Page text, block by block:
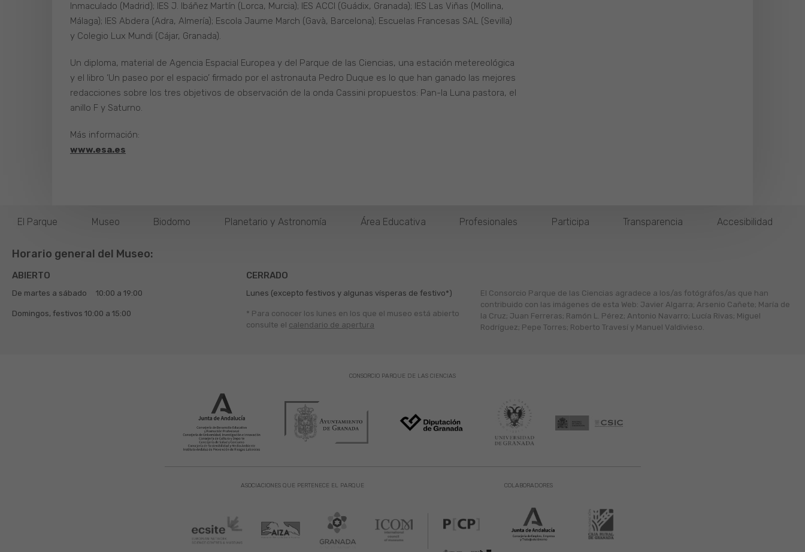
Inmaculado (Madrid); IES J. Ibáñez Martín (Lorca, Murcia); IES ACCI (Guádix, Granada); IES Las Viñas (Mollina,
Málaga); IES Abdera (Adra, Almería); Escola Jaume March (Gavà, Barcelona); Escuelas Francesas SAL (Sevilla)
y Colegio Lux Mundi (Cájar, Granada).
Un diploma, material de Agencia Espacial Europea y del Parque de las Ciencias, una estación metereológica
y el libro ‘Un paseo por el espacio’ firmado por el astronauta Pedro Duque es lo que han ganado las mejores
redacciones sobre los tres objetivos de observación de la onda Cassini propuestos: Pan-la Luna pastora, el
anillo F y Saturno.
Más información:
www.esa.es
El Parque Museo Biodomo Planetario y Astronomía Área Educativa Profesionales Participa Transparencia Accesibilidad
Horario general del Museo:
ABIERTO
De martes a sábado 10:00 a 19:00
Domingos, festivos 10:00 a 15:00
CERRADO
Lunes (excepto festivos y algunas vísperas de festivo*)
* Para conocer los lunes en los que el museo está abierto
consulte el calendario de apertura
El Consorcio Parque de las Ciencias agradece a los/as fotógráfos/as que han
contribuido con las imágenes de esta Web: Javier Algarra; Arsenio Cañete; María de
la Cruz; Juan Ferreras; Ramón L. Pérez; Antonio Navarro; Lucía Rivas; Miguel
Rodríguez; Pepe Torres; Roberto Travesí y Manuel Valdivieso.
ASOCIACIONES QUE PERTENECE EL PARQUE
CONSORCIO PARQUE DE LAS CIENCIAS
COLABORADORES